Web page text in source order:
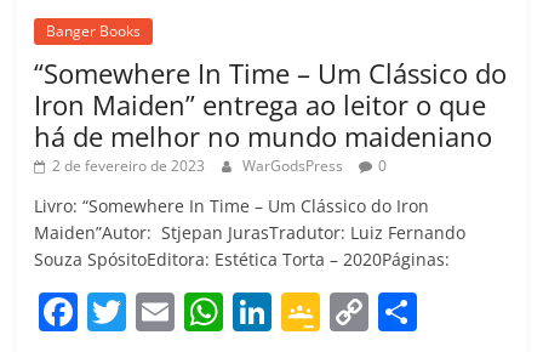
Banger Books
“Somewhere In Time – Um Clássico do
Iron Maiden” entrega ao leitor o que
há de melhor no mundo maideniano
2 de fevereiro de 2023 WarGodsPress 0
Livro: “Somewhere In Time – Um Clássico do Iron
Maiden”Autor: Stjepan JurasTradutor: Luiz Fernando
Souza SpósitoEditora: Estética Torta – 2020Páginas:
F T E W Li G C